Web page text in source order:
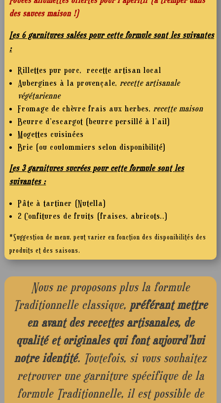
des sauces maison !)
Les 6 garnitures salées pour cette formule sont les suivantes
:
Rillettes pur porc, recette artisan local
Aubergines à la provençale, recette artisanale
végétarienne
Fromage de chèvre frais aux herbes, recette maison
Beurre d’escargot (beurre persillé à l’ail)
Mogettes cuisinées
Brie (ou coulommiers selon disponibilité)
Les 3 garnitures sucrées pour cette formule sont les
suivantes :
Pâte à tartiner (Nutella)
2 Confitures de fruits (fraises, abricots..)
*Suggestion de menu, peut varier en fonction des disponibilités des
produits et des saisons.
Nous ne proposons plus la formule
Traditionnelle classique, préférant mettre
en avant des recettes artisanales, de
qualité et originales qui font aujourd’hui
notre identité. Toutefois, si vous souhaitez
retrouver une garniture spécifique de la
formule Traditionnelle, il est possible de